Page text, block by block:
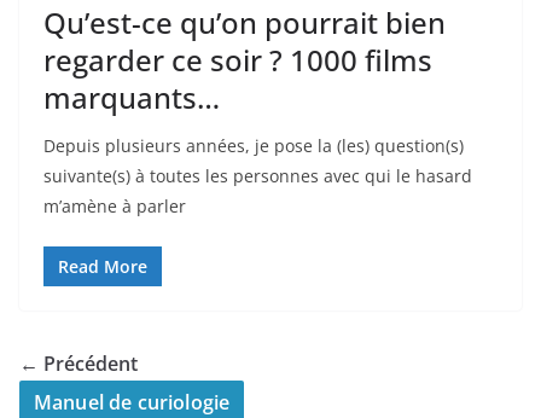
Qu’est-ce qu’on pourrait bien
regarder ce soir ? 1000 films
marquants…
Depuis plusieurs années, je pose la (les) question(s)
suivante(s) à toutes les personnes avec qui le hasard
m’amène à parler
Read More
← Précédent
Manuel de curiologie